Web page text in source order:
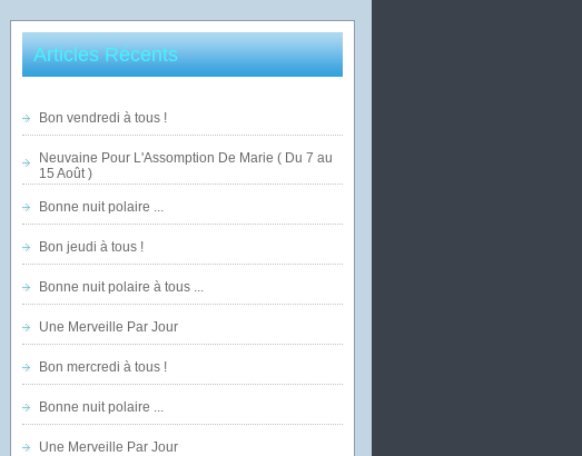
Articles Récents
Bon vendredi à tous !
Neuvaine Pour L'Assomption De Marie ( Du 7 au
15 Août )
Bonne nuit polaire ...
Bon jeudi à tous !
Bonne nuit polaire à tous ...
Une Merveille Par Jour
Bon mercredi à tous !
Bonne nuit polaire ...
Une Merveille Par Jour